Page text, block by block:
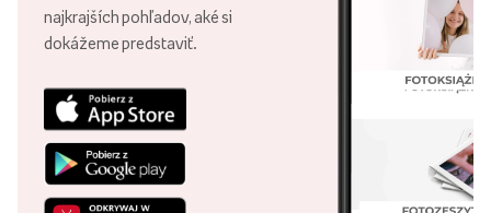
najkrajších pohľadov, aké si
dokážeme predstaviť.